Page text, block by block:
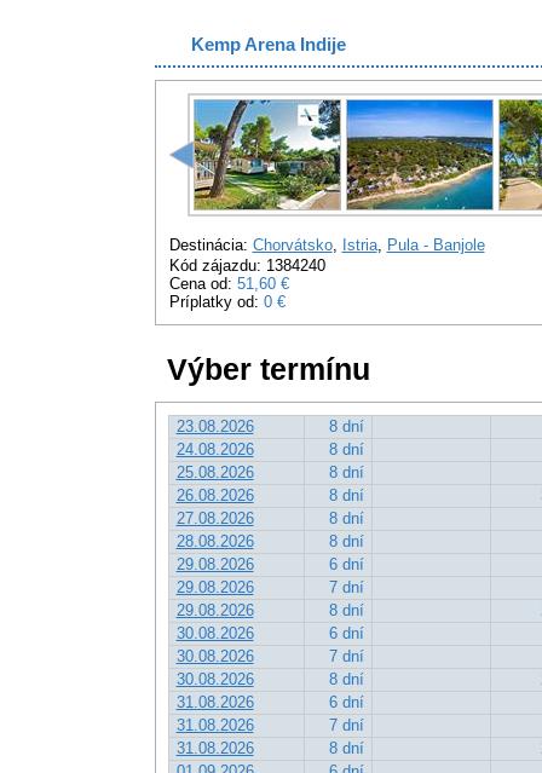
Kemp Arena Indije
Destinácia: Chorvátsko, Istria, Pula - Banjole
Kód zájazdu: 1384240
Cena od: 51,60 €
Príplatky od: 0 €
Výber termínu
23.08.2026
8 dní
24.08.2026
8 dní
25.08.2026
8 dní
26.08.2026
8 dní
27.08.2026
8 dní
28.08.2026
8 dní
29.08.2026
6 dní
29.08.2026
7 dní
29.08.2026
8 dní
30.08.2026
6 dní
30.08.2026
7 dní
30.08.2026
8 dní
31.08.2026
6 dní
31.08.2026
7 dní
31.08.2026
8 dní